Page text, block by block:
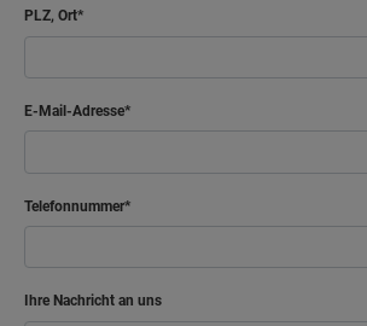
PLZ, Ort
E-Mail-Adresse
Telefonnummer
Ihre Nachricht an uns